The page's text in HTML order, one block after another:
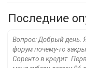
Последние
Вопрос: Добрый день.
форум почему-то
Соренто в кредит.